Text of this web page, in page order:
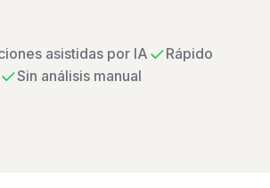
asistidas por IA
Rápido
Sin análisis manual